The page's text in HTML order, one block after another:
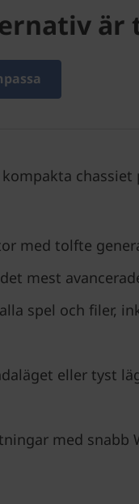
är
med tolfte
mest
spel och filer,
eller tyst
med snabb